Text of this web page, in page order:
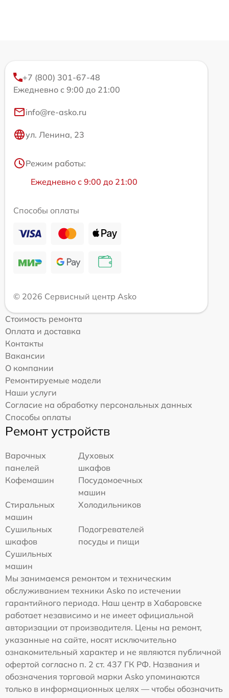
+7 (800) 301-67-48
Ежедневно с 9:00 до 21:00
info@re-asko.ru
ул. Ленина, 23
Режим работы:
Ежедневно с 9:00 до 21:00
Способы оплаты
© 2026 Сервисный центр Asko
Стоимость ремонта
Оплата и доставка
Контакты
Вакансии
О компании
Ремонтируемые модели
Наши услуги
Согласие на обработку персональных данных
Способы оплаты
Ремонт устройств
Варочных
панелей
Духовых
шкафов
Кофемашин
Посудомоечных
машин
Стиральных
машин
Холодильников
Сушильных
шкафов
Подогревателей
посуды и пищи
Сушильных
машин
Мы занимаемся ремонтом и техническим
обслуживанием техники Asko по истечении
гарантийного периода. Наш центр в Хабаровске
работает независимо и не имеет официальной
авторизации от производителя. Цены на ремонт,
указанные на сайте, носят исключительно
ознакомительный характер и не являются публичной
офертой согласно п. 2 ст. 437 ГК РФ. Названия и
обозначения торговой марки Asko упоминаются
только в информационных целях — чтобы обозначить